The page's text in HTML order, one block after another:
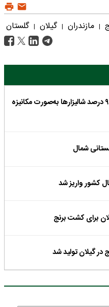
| مازندران | گیلان | گلستان
آمادگی ۱۴ هزار کمباین برداشت برنج / ۹۰ درصد شالیزارها به‌صورت مکانیزه
شمال